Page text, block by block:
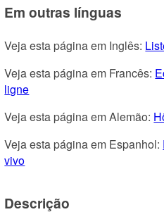
Em outras línguas
Veja esta página em Inglês:
Veja esta página em Francês:
ligne
Veja esta página em Alemão:
Veja esta página em Espanhol:
vivo
Descrição